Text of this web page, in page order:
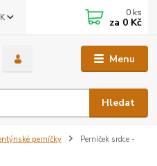
Menu
Hledat
0 ks
za 0 Kč
perníčky
Perníček srdce -